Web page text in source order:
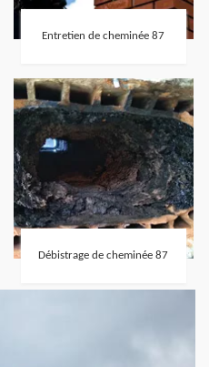
Entretien de cheminée 87
Débistrage de cheminée 87